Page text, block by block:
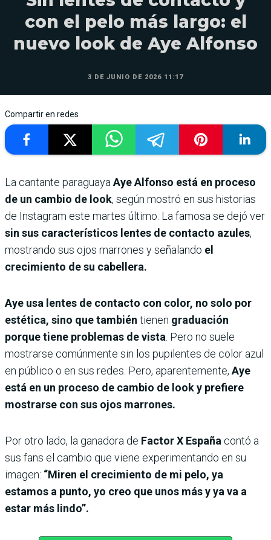
con el pelo más largo: el
nuevo look de Aye Alfonso
3 DE JUNIO DE 2026 11:17
Compartir en redes
La cantante paraguayaAye Alfonso está en proceso
de un cambio de look, según mostró en sus historias
de Instagram este martes último. La famosa se dejó ver
sin sus característicos lentes de contacto azules,
mostrando sus ojos marrones y señalando el
crecimiento de su cabellera.
Aye usa lentes de contacto con color, no solo por
estética, sino que también tienen graduación
porque tiene problemas de vista. Pero no suele
mostrarse comúnmente sin los pupilentes de color azul
en público o en sus redes. Pero, aparentemente, Aye
está en un proceso de cambio de look y prefiere
mostrarse con sus ojos marrones.
Por otro lado, la ganadora de Factor X España contó a
sus fans el cambio que viene experimentando en su
imagen: “Miren el crecimiento de mi pelo, ya
estamos a punto, yo creo que unos más y ya va a
estar más lindo”.